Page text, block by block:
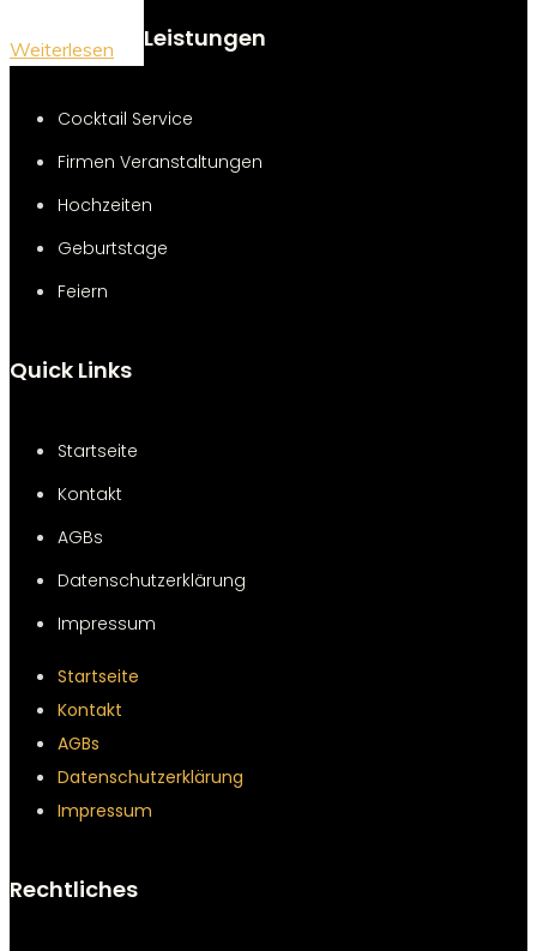
Weiterlesen "Ipanema"
Leistungen
Cocktail Service
Firmen Veranstaltungen
Hochzeiten
Geburtstage
Feiern
Quick Links
Startseite
Kontakt
AGBs
Datenschutzerklärung
Impressum
Startseite
Kontakt
AGBs
Datenschutzerklärung
Impressum
Rechtliches